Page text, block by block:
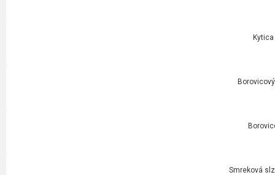
Smreková